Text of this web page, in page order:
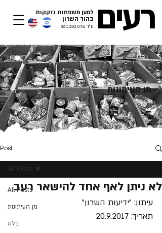
רעים ע"ר 580310076
למען משפחות נזקקות
בהוד השרון​
מן העיתונות
Post
All Posts
מן העיתונות
בלוג
All Posts
לא ניתן לאף אחד להישאר רעב
עיתון: "ידיעות השרון"
תאריך: 20.9.2017